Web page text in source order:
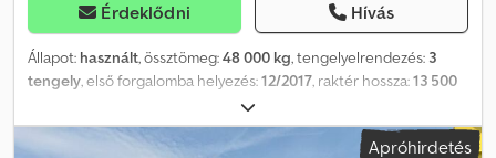
Érdeklődni Hívás
Állapot: használt, össztömeg:48 000 kg, tengelyelrendezés: 3
tengely, első forgalomba helyezés:12/2017, raktér hossza:13 500
2 540 mm
teljes szélesség:2 540 mm, teljes magasság:2 730 mm,
Felszereltség:
ABS, Jármű-azonosító szám: YAFSR3005J0021355
Apróhirdetés